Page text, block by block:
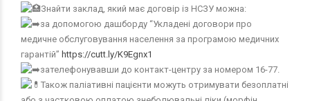
Знайти заклад, який має договір із НСЗУ можна:
за допомогою дашборду “Укладені договори про
медичне обслуговування населення за програмою медичних
гарантій” https://cutt.ly/K9Egnx1
зателефонувавши до контакт-центру за номером 16-77.
Також паліативні пацієнти можуть отримувати безоплатні